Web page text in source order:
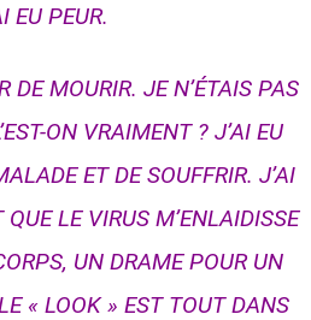
EU PEUR.
DE MOURIR. JE N’ÉTAIS PAS
ON VRAIMENT ? J’AI EU
ET DE SOUFFRIR. J’AI
LE VIRUS M’ENLAIDISSE
UN DRAME POUR UN
« LOOK » EST TOUT DANS